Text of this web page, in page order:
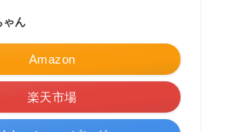
ゃん
Amazon
楽天市場